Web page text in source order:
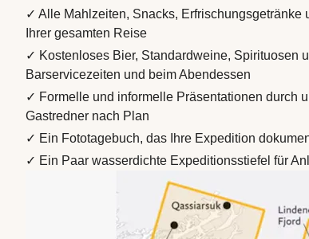
✓ Alle Mahlzeiten, Snacks, Erfrischungsgetränke
Ihrer gesamten Reise
✓ Kostenloses Bier, Standardweine, Spirituosen
Barservicezeiten und beim Abendessen
✓ Formelle und informelle Präsentationen durch
Gastredner nach Plan
✓ Ein Fototagebuch, das Ihre Expedition
✓ Ein Paar wasserdichte Expeditionsstiefel für